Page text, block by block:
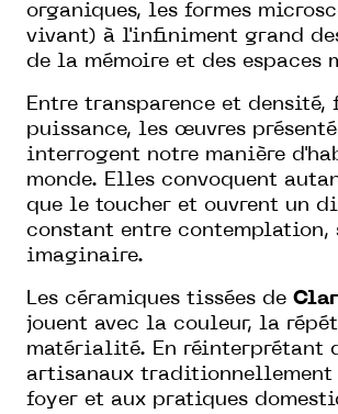
organiques, les formes
vivant) à l'infiniment grand
de la mémoire et des espaces
Entre transparence et
puissance, les œuvres
interrogent notre manière
monde. Elles convoquent
que le toucher et ouvrent un
constant entre contemplation,
imaginaire.
Les céramiques tissées de
jouent avec la couleur, la
matérialité. En réinterprétant
artisanaux traditionnellement
foyer et aux pratiques